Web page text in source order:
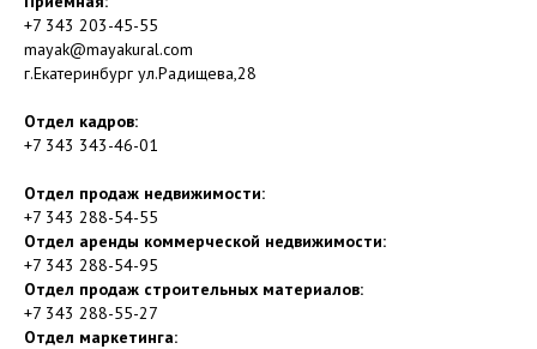
+7 343 203-45-55
mayak@mayakural.com
г.Екатеринбург ул.Радищева,28
Отдел кадров:
+7 343 343-46-01
Отдел продаж недвижимости:
+7 343 288-54-55
Отдел аренды коммерческой недвижимости:
+7 343 288-54-95
Отдел продаж строительных материалов:
+7 343 288-55-27
Отдел маркетинга: